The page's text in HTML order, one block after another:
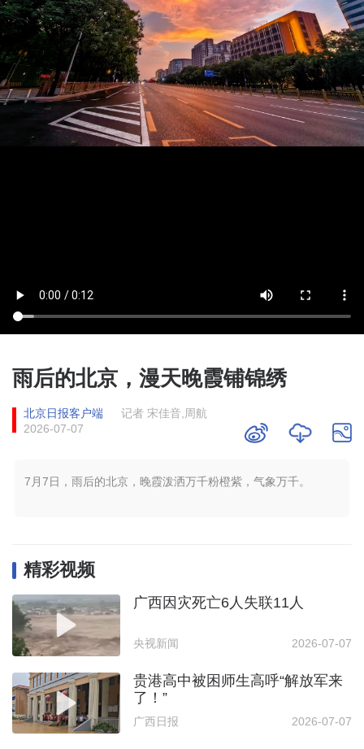
雨后的北京，漫天晚霞铺锦绣
北京日报客户端
记者 宋佳音,周航
2026-07-07
7月7日，雨后的北京，晚霞泼洒万千粉橙紫，气象万千。
精彩视频
广西因灾死亡6人失联11人
央视新闻 2026-07-07
贵港高中被困师生高呼“解放军来
了！”
广西日报 2026-07-07